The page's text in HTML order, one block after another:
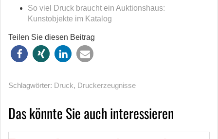
So viel Druck braucht ein Auktionshaus:
Kunstobjekte im Katalog
Teilen Sie diesen Beitrag
Schlagwörter: Druck, Druckerzeugnisse
Das könnte Sie auch interessieren